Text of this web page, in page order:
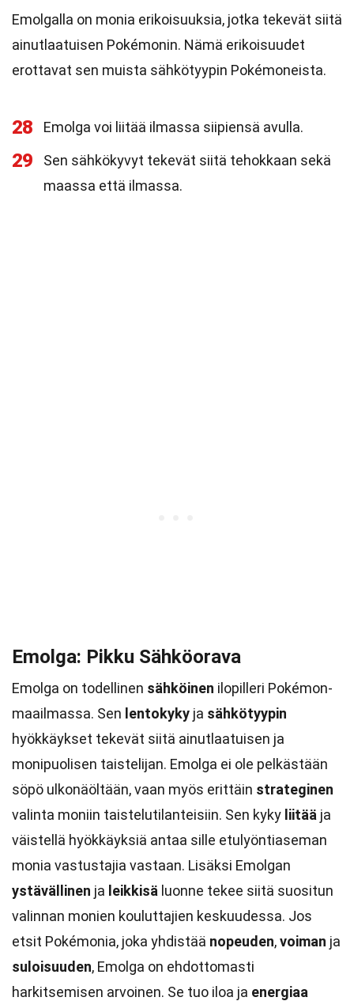
Emolgalla on monia erikoisuuksia, jotka tekevät siitä
ainutlaatuisen Pokémonin. Nämä erikoisuudet
erottavat sen muista sähkötyypin Pokémoneista.
28 Emolga voi liitää ilmassa siipiensä avulla.
29
Sen sähkökyvyt tekevät siitä tehokkaan sekä
maassa että ilmassa.
Emolga: Pikku Sähköorava
Emolga on todellinen sähköinen ilopilleri Pokémon-
maailmassa. Sen lentokyky ja sähkötyypin
hyökkäykset tekevät siitä ainutlaatuisen ja
monipuolisen taistelijan. Emolga ei ole pelkästään
söpö ulkonäöltään, vaan myös erittäin strateginen
valinta moniin taistelutilanteisiin. Sen kyky liitää ja
väistellä hyökkäyksiä antaa sille etulyöntiaseman
monia vastustajia vastaan. Lisäksi Emolgan
ystävällinen ja leikkisä luonne tekee siitä suositun
valinnan monien kouluttajien keskuudessa. Jos
etsit Pokémonia, joka yhdistää nopeuden,voiman ja
suloisuuden, Emolga on ehdottomasti
harkitsemisen arvoinen. Se tuo iloa ja energiaa